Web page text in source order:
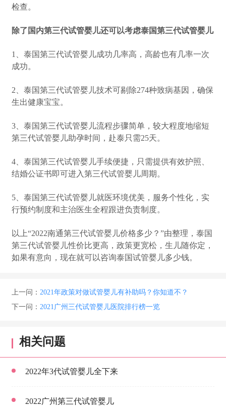
检查。
除了国内第三代试管婴儿还可以考虑泰国第三代试管婴儿
1、泰国第三代试管婴儿成功几率高，高龄也有几率一次
成功。
2、泰国第三代试管婴儿技术可剔除274种致病基因，确保
生出健康宝宝。
3、泰国第三代试管婴儿流程步骤简单，较大程度地缩短
第三代试管婴儿助孕时间，赴泰只需25天。
4、泰国第三代试管婴儿手续便捷，只需提供有效护照、
结婚公证书即可进入第三代试管婴儿周期。
5、泰国第三代试管婴儿就医环境优美，服务个性化，实
行预约制度和主治医生全程跟进负责制度。
以上“2022南通第三代试管婴儿价格多少？”由整理，泰国
第三代试管婴儿性价比更高，政策更宽松，生儿随你定，
如果有意向，现在就可以咨询泰国试管婴儿多少钱。
上一问： 2021年政策对做试管婴儿有补助吗？你知道不？
下一问： 2021广州三代试管婴儿医院排行榜一览
相关问题
2022年3代试管婴儿全下来
2022广州第三代试管婴儿